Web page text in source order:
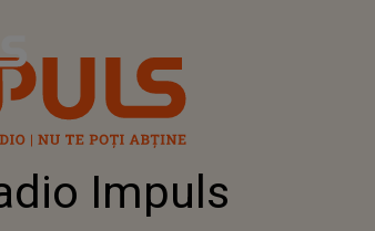
Impuls